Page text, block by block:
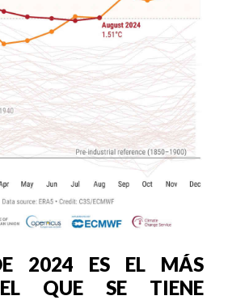
2024 ES EL MÁS
QUE SE TIENE